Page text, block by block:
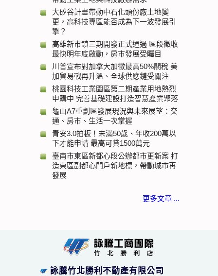
大矽谷計畫帶動中石化頭份廠土地變
更，高科技專區能否成為下一波發展引
擎？
高雄新市鎮三期開發正式通過 區段徵收
最快明年底啟動，房市發展受矚目
川普宣布對加拿大加徵最高50%關稅 美
加貿易戰再升溫、全球供應鏈受關注
桃園科技工業園區第二期產業用地熱烈
申購中 完善基礎建設打造智慧產業聚落
龜山A7重劃區發展現況與未來展望：交
通、房市、生活一次掌握
青安3.0拍板！未滿50歲、年收200萬以
下才能申請 最高可貸1500萬元
臺南市東區新都心段公辦都市更新案 打
造東區副都心門戶新地標，帶動城市再
發展
更多文章 ...
詠騰竹北勝利不動產有限公司